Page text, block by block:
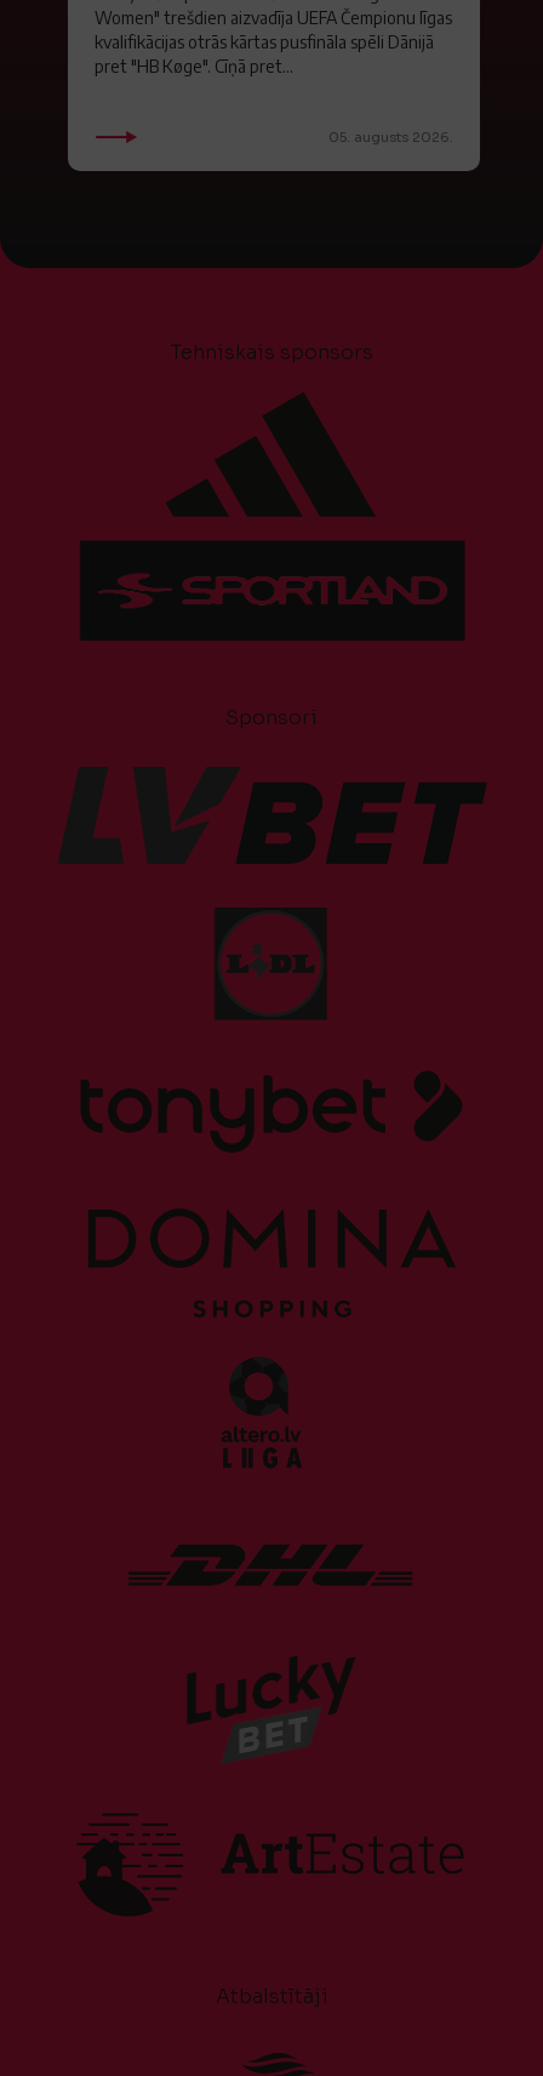
Women" trešdien aizvadīja UEFA Čempionu līgas
kvalifikācijas otrās kārtas pusfināla spēli Dānijā
pret "HB Køge". Cīņā pret...
05. augusts 2026.
Tehniskais sponsors
Sponsori
Atbalstītāji